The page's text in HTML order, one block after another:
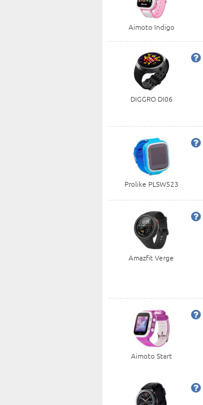
Aimoto Indigo
DIGGRO DI06
Prolike PLSW523
Amazfit Verge
Aimoto Start